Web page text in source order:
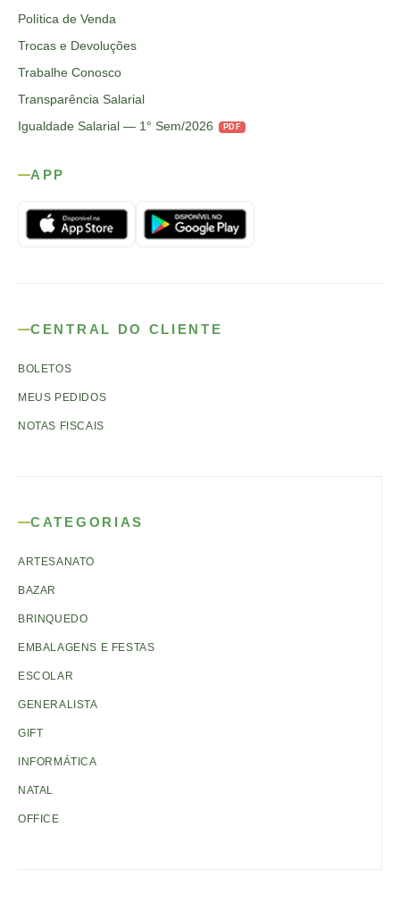
Política de Venda
Trocas e Devoluções
Trabalhe Conosco
Transparência Salarial
Igualdade Salarial — 1° Sem/2026
PDF
APP
CENTRAL DO CLIENTE
BOLETOS
MEUS PEDIDOS
NOTAS FISCAIS
CATEGORIAS
ARTESANATO
BAZAR
BRINQUEDO
EMBALAGENS E FESTAS
ESCOLAR
GENERALISTA
GIFT
INFORMÁTICA
NATAL
OFFICE